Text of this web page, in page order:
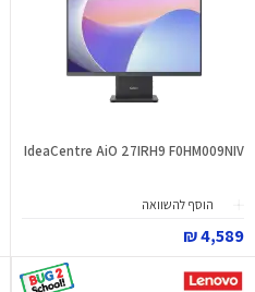
IdeaCentre AiO 27IRH9 F0HM009NIV
הוסף להשוואה
4,589 ₪